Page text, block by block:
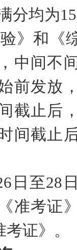
分均为
》和《
中间不
前发放
截止后
间截止
日至28
准考证
证》。